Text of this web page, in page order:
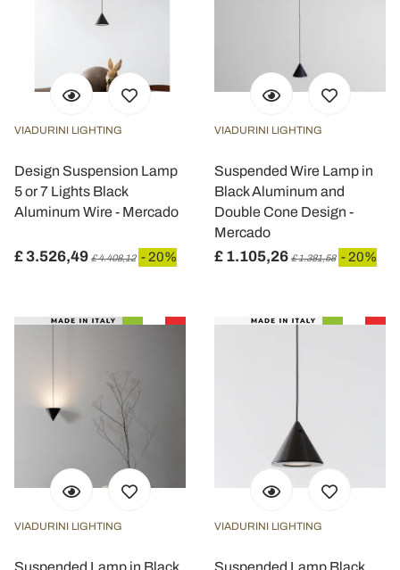
VIADURINI LIGHTING
Design Suspension Lamp
5 or 7 Lights Black
Aluminum Wire - Mercado
£ 3.526,49 £ 4.408,12 - 20%
VIADURINI LIGHTING
Suspended Wire Lamp in
Black Aluminum and
Double Cone Design -
Mercado
£ 1.105,26 £ 1.381,58 - 20%
VIADURINI LIGHTING
Suspended Lamp in Black
VIADURINI LIGHTING
Suspended Lamp Black